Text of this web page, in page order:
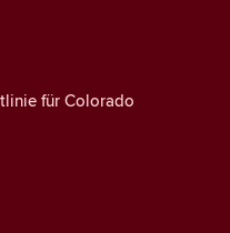
für Colorado